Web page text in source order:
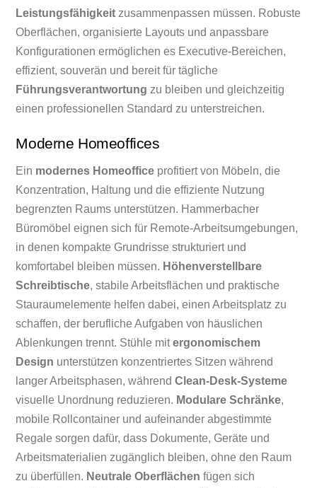
Leistungsfähigkeit zusammenpassen müssen. Robuste
Oberflächen, organisierte Layouts und anpassbare
Konfigurationen ermöglichen es Executive-Bereichen,
effizient, souverän und bereit für tägliche
Führungsverantwortung zu bleiben und gleichzeitig
einen professionellen Standard zu unterstreichen.
Moderne Homeoffices
Ein modernes Homeoffice profitiert von Möbeln, die
Konzentration, Haltung und die effiziente Nutzung
begrenzten Raums unterstützen. Hammerbacher
Büromöbel eignen sich für Remote-Arbeitsumgebungen,
in denen kompakte Grundrisse strukturiert und
komfortabel bleiben müssen. Höhenverstellbare
Schreibtische, stabile Arbeitsflächen und praktische
Stauraumelemente helfen dabei, einen Arbeitsplatz zu
schaffen, der berufliche Aufgaben von häuslichen
Ablenkungen trennt. Stühle mitergonomischem
Design unterstützen konzentriertes Sitzen während
langer Arbeitsphasen, währendClean-Desk-Systeme
visuelle Unordnung reduzieren. Modulare Schränke,
mobile Rollcontainer und aufeinander abgestimmte
Regale sorgen dafür, dass Dokumente, Geräte und
Arbeitsmaterialien zugänglich bleiben, ohne den Raum
zu überfüllen. Neutrale Oberflächen fügen sich